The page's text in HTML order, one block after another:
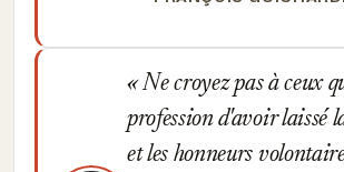
Ne croyez pas à ceux
profession d'avoir laissé
et les honneurs